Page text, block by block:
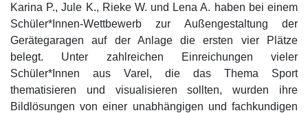
Karina P., Jule K., Rieke W. und Lena A. haben bei einem
Schüler*Innen-Wettbewerb zur Außengestaltung der
Gerätegaragen auf der Anlage die ersten vier Plätze
belegt. Unter zahlreichen Einreichungen vieler
Schüler*Innen aus Varel, die das Thema Sport
thematisieren und visualisieren sollten, wurden ihre
Bildlösungen von einer unabhängigen und fachkundigen